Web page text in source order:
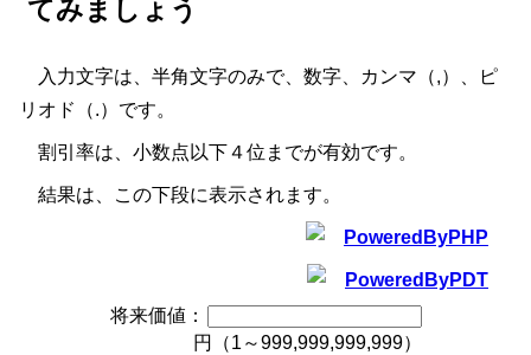
てみましょう
入力文字は、半角文字のみで、数字、カンマ（,）、ピ
リオド（.）です。
割引率は、小数点以下４位までが有効です。
結果は、この下段に表示されます。
将来価値：
円（1～999,999,999,999）